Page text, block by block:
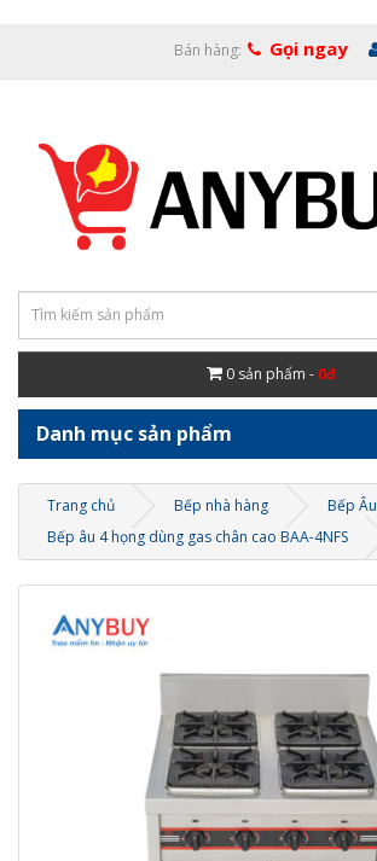
Bán hàng: Gọi ngay
0 sản phẩm - 0đ
Danh mục sản phẩm
Trang chủ Bếp nhà hàng
Bếp Âu
Bếp âu 4 họng dùng gas chân cao BAA-4NFS